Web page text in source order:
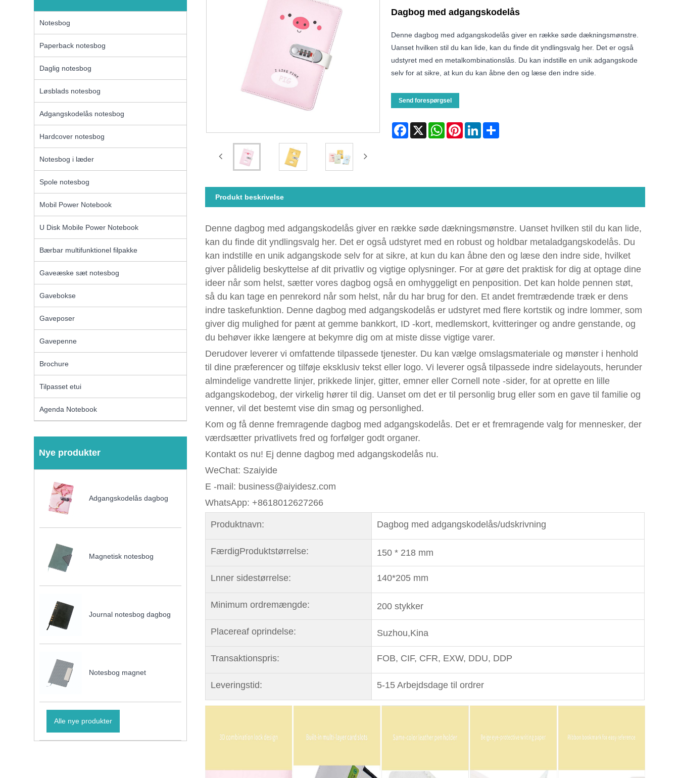
Notesbog
Paperback notesbog
Daglig notesbog
Løsblads notesbog
Adgangskodelås notesbog
Hardcover notesbog
Notesbog i læder
Spole notesbog
Mobil Power Notebook
U Disk Mobile Power Notebook
Bærbar multifunktionel filpakke
Gaveæske sæt notesbog
Gavebokse
Gaveposer
Gavepenne
Brochure
Tilpasset etui
Agenda Notebook
Nye produkter
Adgangskodelås dagbog
Magnetisk notesbog
Journal notesbog dagbog
Notesbog magnet
Alle nye produkter
Dagbog med adgangskodelås
Denne dagbog med adgangskodelås giver en række søde dækningsmønstre.
Uanset hvilken stil du kan lide, kan du finde dit yndlingsvalg her. Det er også
udstyret med en metalkombinationslås. Du kan indstille en unik adgangskode
selv for at sikre, at kun du kan åbne den og læse den indre side.
Send forespørgsel
Facebook
X WhatsAppPinterestLinkedInShare
Produkt beskrivelse
Denne dagbog med adgangskodelås giver en række søde dækningsmønstre. Uanset hvilken stil du kan lide,
kan du finde dit yndlingsvalg her. Det er også udstyret med en robust og holdbar metaladgangskodelås. Du
kan indstille en unik adgangskode selv for at sikre, at kun du kan åbne den og læse den indre side, hvilket
giver pålidelig beskyttelse af dit privatliv og vigtige oplysninger. For at gøre det praktisk for dig at optage dine
ideer når som helst, sætter vores dagbog også en omhyggeligt en penposition. Det kan holde pennen støt,
så du kan tage en penrekord når som helst, når du har brug for den. Et andet fremtrædende træk er dens
indre taskefunktion. Denne dagbog med adgangskodelås er udstyret med flere kortstik og indre lommer, som
giver dig mulighed for pænt at gemme bankkort, ID -kort, medlemskort, kvitteringer og andre genstande, og
du behøver ikke længere at bekymre dig om at miste disse vigtige varer.
Derudover leverer vi omfattende tilpassede tjenester. Du kan vælge omslagsmateriale og mønster i henhold
til dine præferencer og tilføje eksklusiv tekst eller logo. Vi leverer også tilpassede indre sidelayouts, herunder
almindelige vandrette linjer, prikkede linjer, gitter, emner eller Cornell note -sider, for at oprette en lille
adgangskodebog, der virkelig hører til dig. Uanset om det er til personlig brug eller som en gave til familie og
venner, vil det bestemt vise din smag og personlighed.
Kom og få denne fremragende dagbog med adgangskodelås. Det er et fremragende valg for mennesker, der
værdsætter privatlivets fred og forfølger godt organer.
Kontakt os nu! Ej denne dagbog med adgangskodelås nu.
WeChat: Szaiyide
E -mail: business@aiyidesz.com
WhatsApp: +8618012627266
Produktnavn: Dagbog med adgangskodelås/udskrivning
FærdigProduktstørrelse: 150 * 218 mm
Lnner sidestørrelse: 140*205 mm
Minimum ordremængde: 200 stykker
Placereaf oprindelse: Suzhou,Kina
Transaktionspris: FOB, CIF, CFR, EXW, DDU, DDP
Leveringstid: 5-15 Arbejdsdage til ordrer